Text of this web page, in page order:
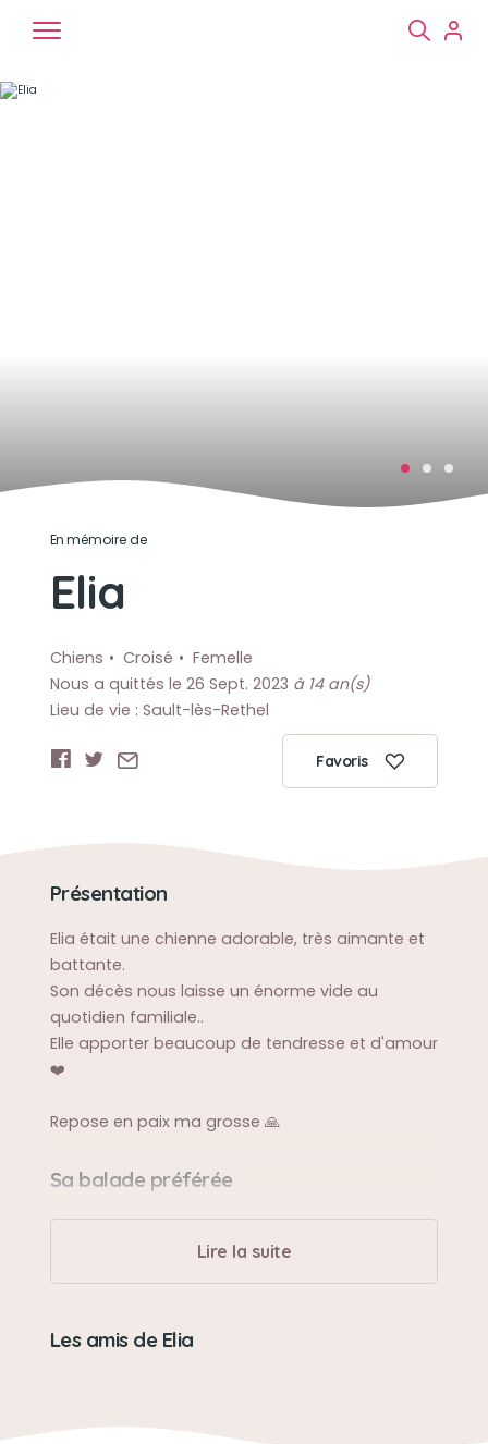
En mémoire de
Elia
Chiens Croisé
Femelle
Nous a quittés le 26 Sept. 2023 à 14 an(s)
Lieu de vie : Sault-lès-Rethel
Favoris
Présentation
Elia était une chienne adorable, très aimante et
battante.
Son décès nous laisse un énorme vide au
quotidien familiale..
Elle apporter beaucoup de tendresse et d'amour
❤️
Repose en paix ma grosse 🙏
Sa balade préférée
Le quartier
Sa bêtise préférée
Pleins étant jeune ..
Adorable, gentille à l'écoute mais méfiante
Lire la suite
Les amis de Elia